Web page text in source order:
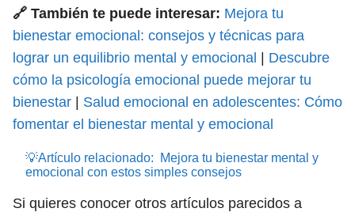
🔗 También te puede interesar: Mejora tu
bienestar emocional: consejos y técnicas para
lograr un equilibrio mental y emocional
Descubre
cómo la psicología emocional puede mejorar tu
bienestar
Salud emocional en adolescentes: Cómo
fomentar el bienestar mental y emocional
💡Artículo relacionado:
Mejora tu bienestar mental y
emocional con estos simples consejos
Si quieres conocer otros artículos parecidos a